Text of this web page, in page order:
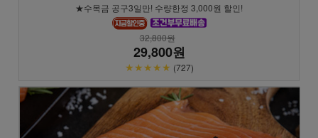
★수목금 공구3일만! 수량한정 3,000원 할인!
32,800원
29,800원
★★★★★ (727)